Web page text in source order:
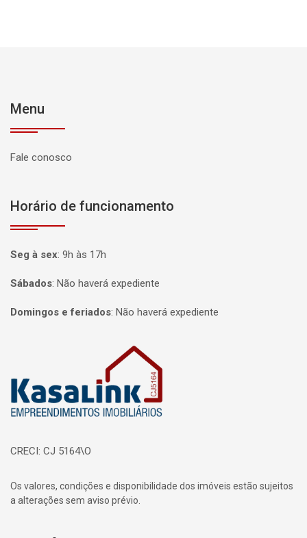
Menu
Fale conosco
Horário de funcionamento
Seg à sex: 9h às 17h
Sábados: Não haverá expediente
Domingos e feriados: Não haverá expediente
CRECI: CJ 5164\O
Os valores, condições e disponibilidade dos imóveis estão sujeitos
a alterações sem aviso prévio.